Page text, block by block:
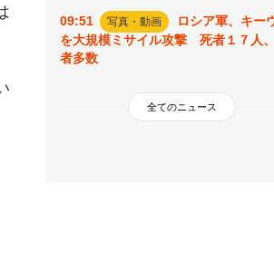
09:51 写真・動画
ロシア軍、キー
を大規模ミサイル攻撃 死者１７人
者多数
全てのニュース